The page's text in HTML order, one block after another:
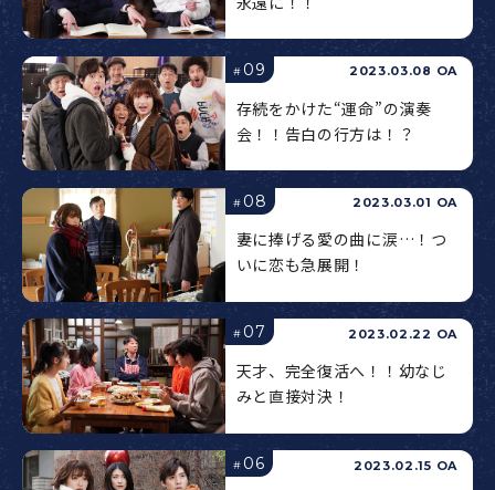
# 09 2023.03.08 OA
存続をかけた“運命”の演奏
会！！告白の行方は！？
# 08 2023.03.01 OA
妻に捧げる愛の曲に涙…！つ
いに恋も急展開！
# 07 2023.02.22 OA
天才、完全復活へ！！幼なじ
みと直接対決！
# 06 2023.02.15 OA